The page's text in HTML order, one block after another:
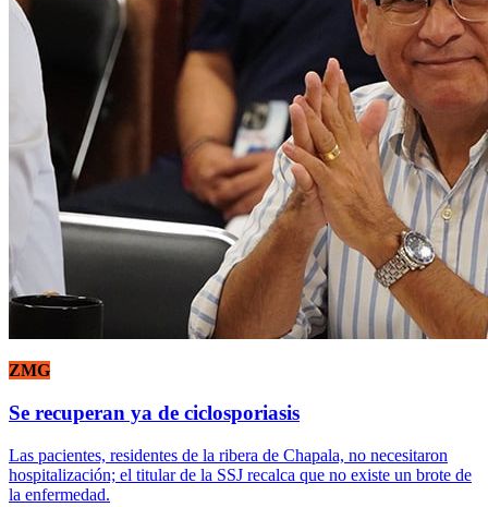
ZMG
Se recuperan ya de ciclosporiasis
Las pacientes, residentes de la ribera de Chapala, no necesitaron
hospitalización; el titular de la SSJ recalca que no existe un brote de
la enfermedad.